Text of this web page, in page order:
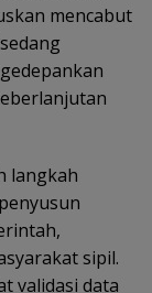
mencabut
langkah
sipil.
validasi data